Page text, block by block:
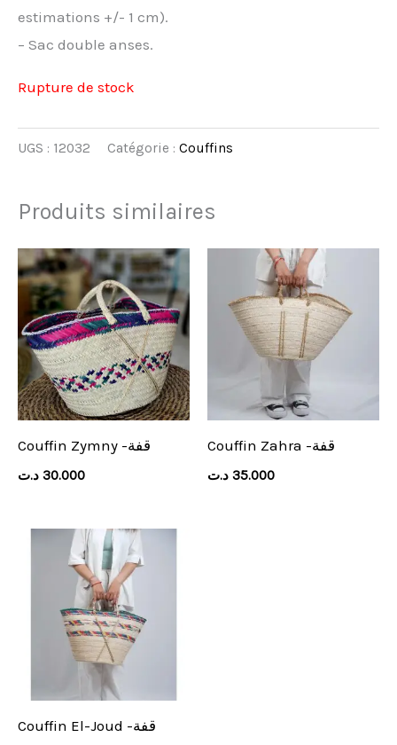
estimations +/- 1 cm).
– Sac double anses.
Rupture de stock
UGS : 12032 Catégorie : Couffins
Produits similaires
Couffin Zymny -قفة
30.000 د.ت
Couffin Zahra -قفة
35.000 د.ت
Couffin El-Joud -قفة